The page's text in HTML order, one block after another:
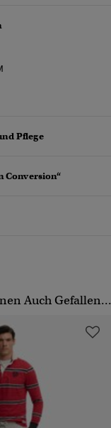
Pflege
Conversion“
Auch Gefallen...